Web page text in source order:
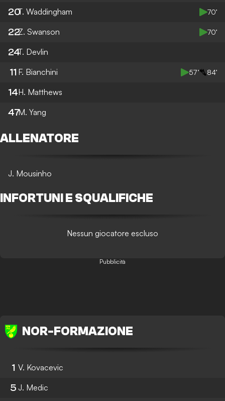
20T. Waddingham 70’
22Z. Swanson 70’
24T. Devlin
11 F. Bianchini 57’ 84’
14H. Matthews
47M. Yang
ALLENATORE
J. Mousinho
INFORTUNI E SQUALIFICHE
Nessun giocatore escluso
Pubblicità
NOR- FORMAZIONE
1 V. Kovacevic
5 J. Medic